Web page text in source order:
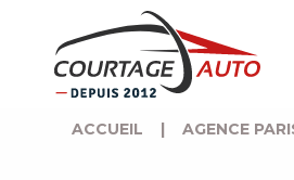
ACCUEIL | AGENCE